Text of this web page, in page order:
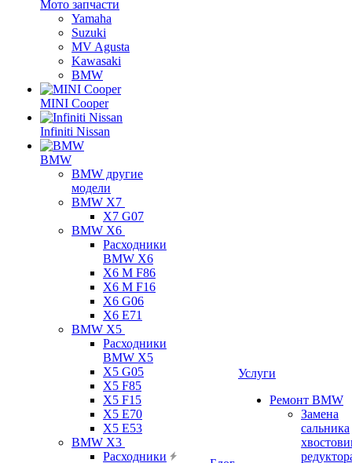
Мото запчасти
Yamaha
Suzuki
MV Agusta
Kawasaki
BMW
MINI Cooper
Infiniti Nissan
BMW
BMW другие
модели
BMW X7
X7 G07
BMW X6
Расходники
BMW X6
X6 M F86
X6 M F16
X6 G06
X6 E71
BMW X5
Расходники
BMW X5
X5 G05
X5 F85
X5 F15
X5 E70
X5 E53
BMW X3
Расходники
Услуги
Ремонт BMW
Замена
сальника